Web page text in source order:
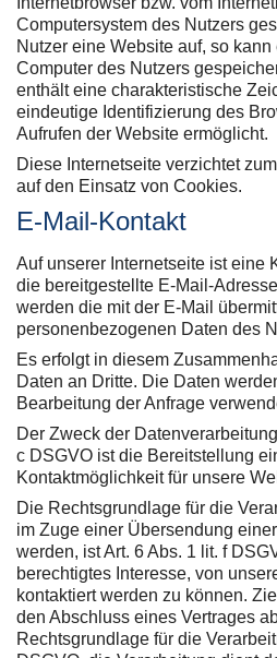
Computersystem des Nutzers
Nutzer eine Website auf, so
Computer des Nutzers
enthält eine charakteristische
eindeutige Identifizierung des
Aufrufen der Website ermöglicht.
Diese Internetseite verzichtet
auf den Einsatz von Cookies.
E-Mail-Kontakt
Auf unserer Internetseite ist eine
die bereitgestellte E-Mail-
werden die mit der E-Mail
personenbezogenen Daten des
Es erfolgt in diesem
Daten an Dritte. Die Daten
Bearbeitung der Anfrage
Der Zweck der
c DSGVO ist die Bereitstellung
Kontaktmöglichkeit für unsere
Die Rechtsgrundlage für die
im Zuge einer Übersendung
werden, ist Art. 6 Abs. 1 lit. f
berechtigtes Interesse, von
kontaktiert werden zu können.
den Abschluss eines Vertrages
Rechtsgrundlage für die